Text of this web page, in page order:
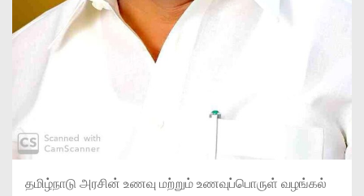
தமிழ்நாடு அரசின் உணவு மற்றும் உணவுப்பொருள் வழங்கல்